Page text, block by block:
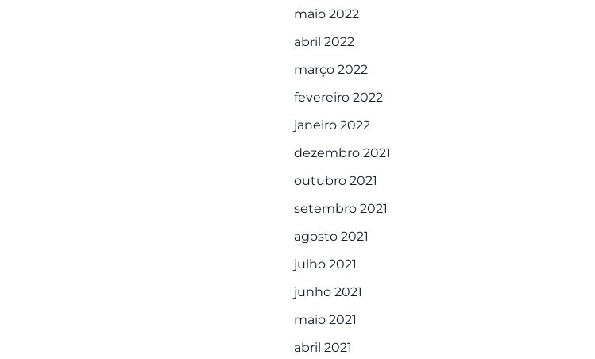
maio 2022
abril 2022
março 2022
fevereiro 2022
janeiro 2022
dezembro 2021
outubro 2021
setembro 2021
agosto 2021
julho 2021
junho 2021
maio 2021
abril 2021